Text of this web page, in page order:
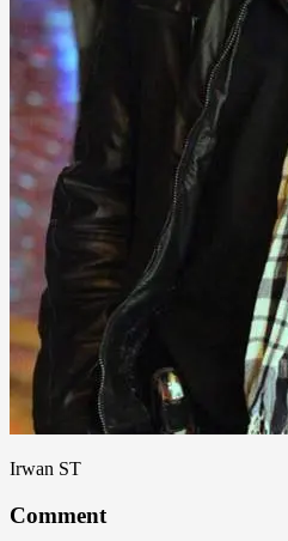
Irwan ST
Comment